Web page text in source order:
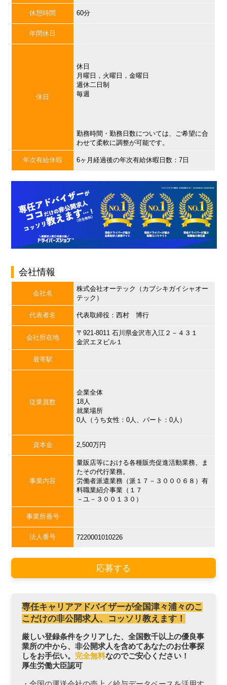
休憩時間 60分
年間休日
休日
休日
月曜日，火曜日，金曜日
週休二日制
毎週
勤務時間・勤務日数については、ご希望に合
わせて柔軟に調整が可能です。
年次有給休暇 6ヶ月経過後の年次有給休暇日数：7日
会社情報
会社名
株式会社オーテック（カブシキガイシャオー
テック）
代表者名 代表取締役：西村 博行
会社所在地
〒921-8011 石川県金沢市入江２－４３１
金沢エヌビル１
最寄駅
従業員数
企業全体
18人
就業場所
0人（うち女性：0人、パート：0人）
資本金 2,500万円
事業内容
量販店等における各種販売促進活動業務、ま
たその代行業務。
労働者派遣業務（派１７－３０００６８）有
料職業紹介事業（１７
－ユ－３００１３０）
事業所番号
法人番号 7220001010226
応募する
専任キャリアアドバイザーが全国津々浦々のこ
こだけの非公開求人、コッソリ教えます！
厳しい登録条件をクリアした、全国数千以上の優良事
業所の中から、非公開求人を含めてあなたのお仕事探
しをお手伝い。 完全無料なのでご安心ください！
厚生労働大臣認可